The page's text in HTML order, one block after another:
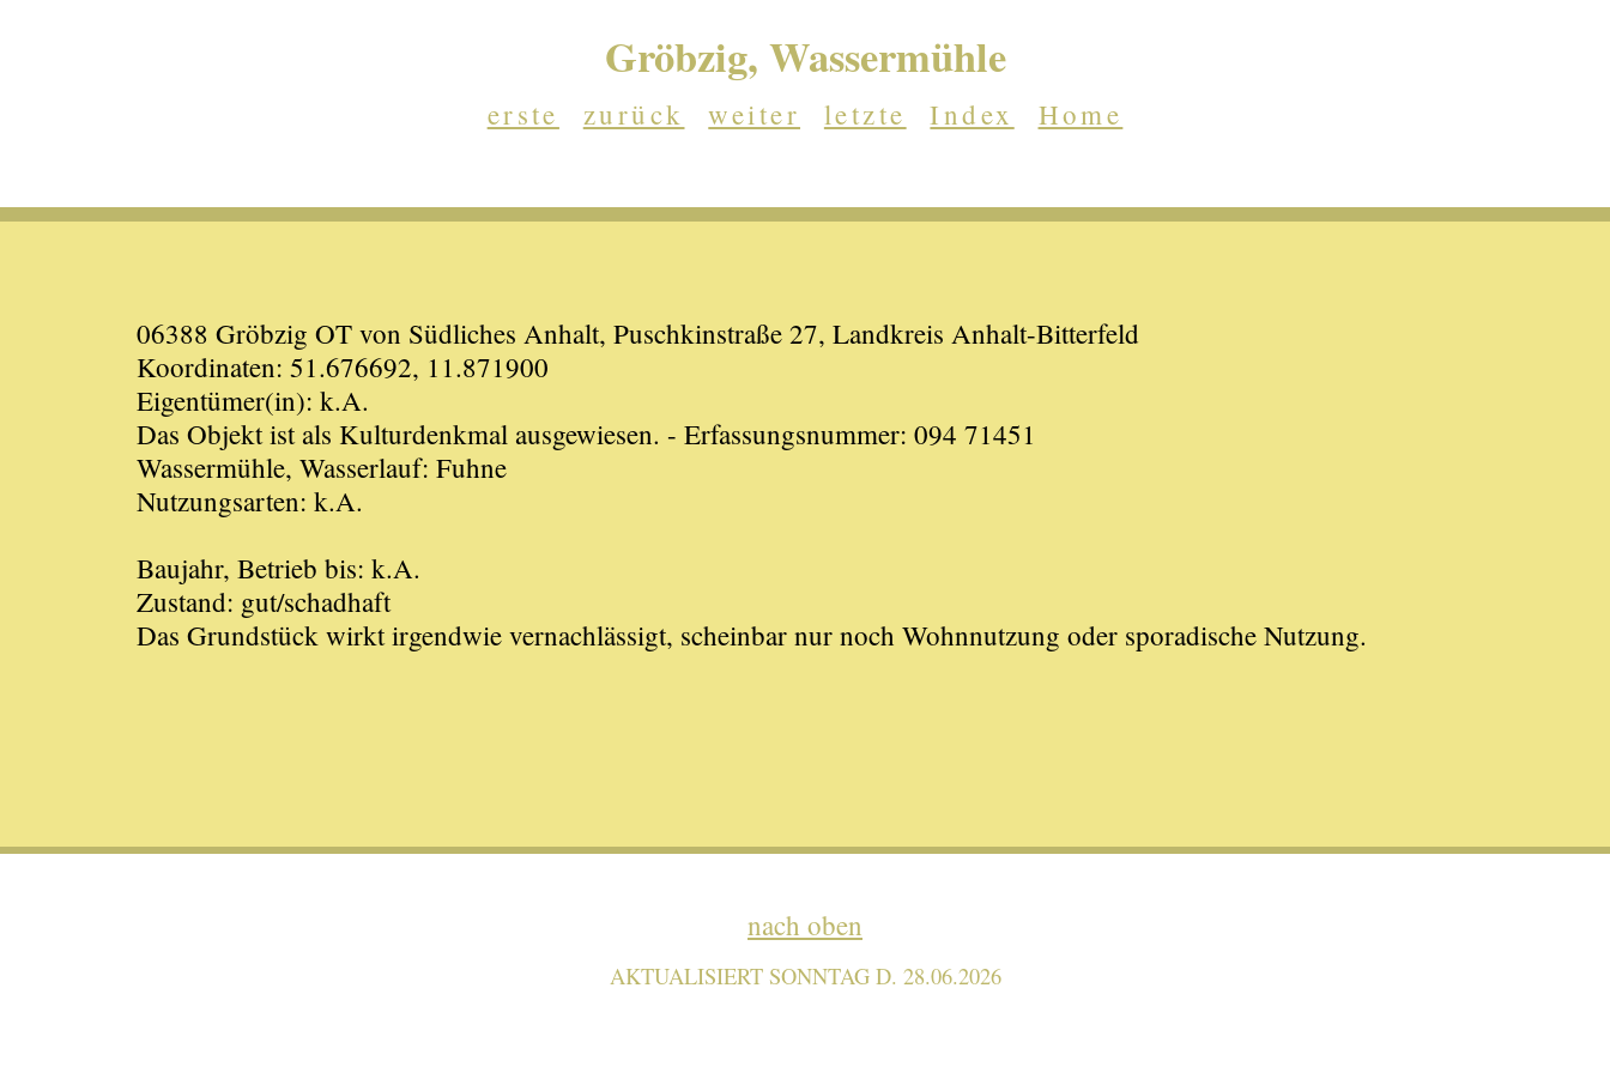
Gröbzig, Wassermühle
erste zurück weiter letzte Index Home
06388 Gröbzig OT von Südliches Anhalt, Puschkinstraße 27, Landkreis Anhalt-Bitterfeld
Koordinaten: 51.676692, 11.871900
Eigentümer(in): k.A.
Das Objekt ist als Kulturdenkmal ausgewiesen. - Erfassungsnummer: 094 71451
Wassermühle, Wasserlauf: Fuhne
Nutzungsarten: k.A.
Baujahr, Betrieb bis: k.A.
Zustand: gut/schadhaft
Das Grundstück wirkt irgendwie vernachlässigt, scheinbar nur noch Wohnnutzung oder sporadische Nutzung.
nach oben
AKTUALISIERT SONNTAG D. 28.06.2026